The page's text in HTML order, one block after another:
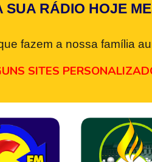
SUA RÁDIO HOJE
fazem a nossa família
SITES